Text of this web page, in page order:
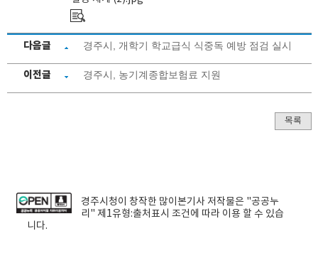
다음글 경주시, 개학기 학교급식 식중독 예방 점검 실시
이전글 경주시, 농기계종합보험료 지원
목록
경주시청이 창작한 많이본기사 저작물은 "공공누
리"제1유형:출처표시 조건에 따라 이용 할 수 있습
니다.